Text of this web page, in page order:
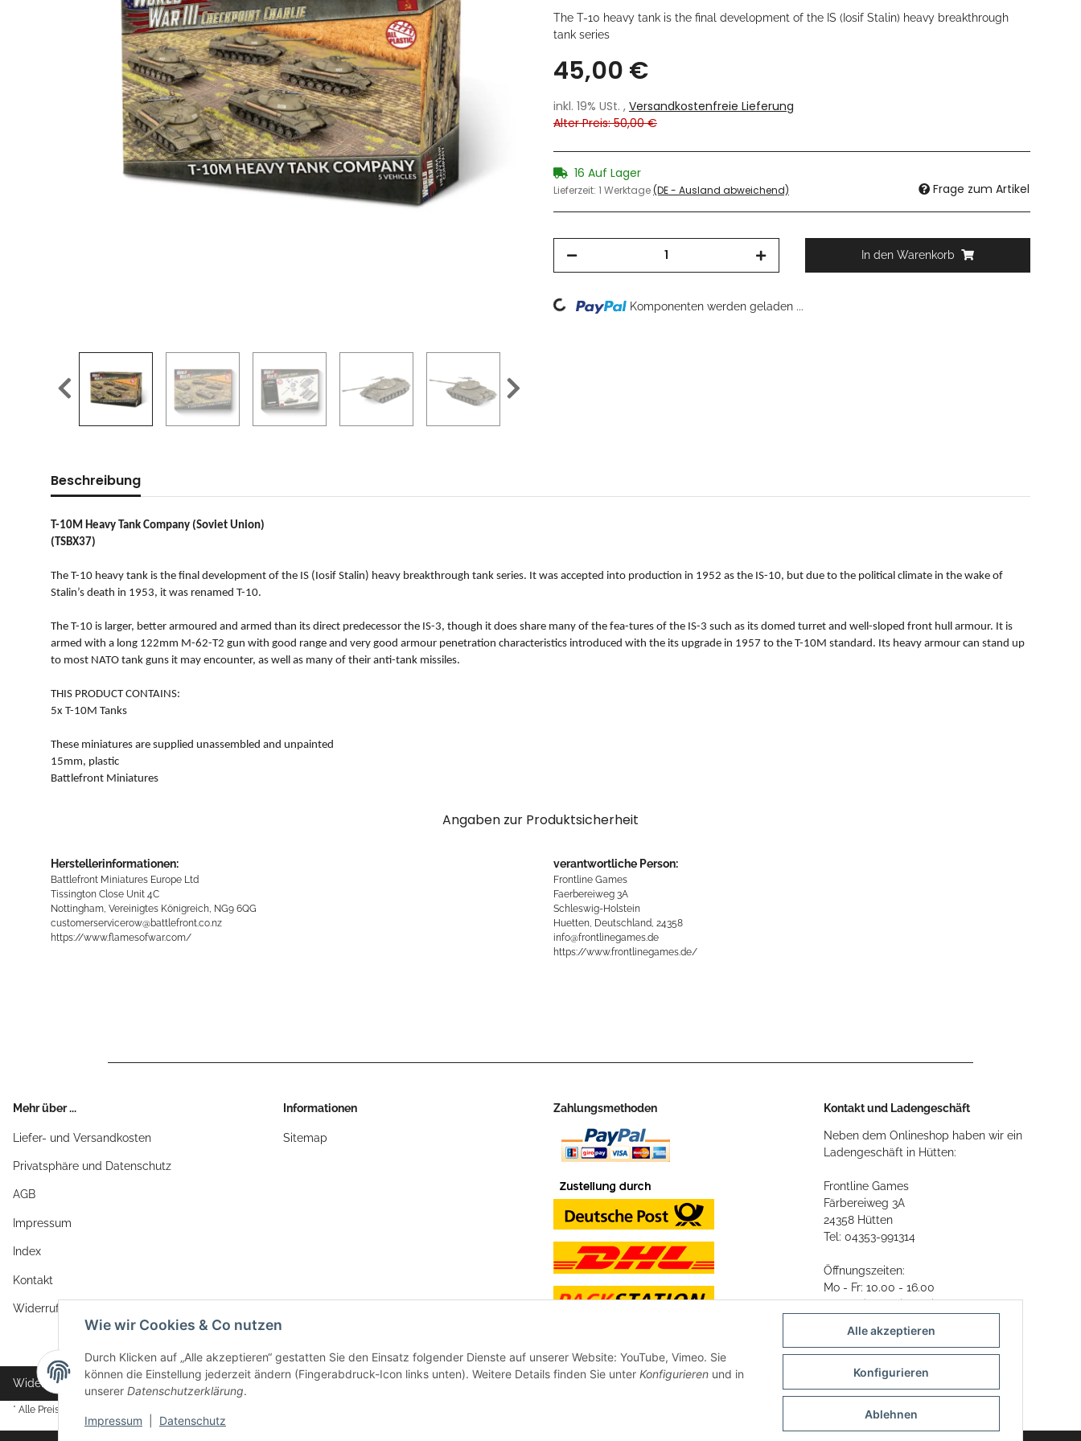
The T-10 heavy tank is the final development of the IS (Iosif Stalin) heavy breakthrough
tank series
45,00 €
inkl. 19% USt. , Versandkostenfreie Lieferung
Alter Preis: 50,00 €
16 Auf Lager
Lieferzeit: 1 Werktage(DE - Ausland abweichend) Frage zum Artikel
In den Warenkorb
Loading... Komponenten werden geladen ...
Beschreibung
T-10M Heavy Tank Company (Soviet Union)
(TSBX37)
The T-10 heavy tank is the final development of the IS (Iosif Stalin) heavy breakthrough tank series. It was accepted into production in 1952 as the IS-10, but due to the political climate in the wake of
Stalin’s death in 1953, it was renamed T-10.
The T-10 is larger, better armoured and armed than its direct predecessor the IS-3, though it does share many of the fea-tures of the IS-3 such as its domed turret and well-sloped front hull armour. It is
armed with a long 122mm M-62-T2 gun with good range and very good armour penetration characteristics introduced with the its upgrade in 1957 to the T-10M standard. Its heavy armour can stand up
to most NATO tank guns it may encounter, as well as many of their anti-tank missiles.
THIS PRODUCT CONTAINS:
5x T-10M Tanks
These miniatures are supplied unassembled and unpainted
15mm, plastic
Battlefront Miniatures
Angaben zur Produktsicherheit
Herstellerinformationen:
Battlefront Miniatures Europe Ltd
Tissington Close Unit 4C
Nottingham, Vereinigtes Königreich, NG9 6QG
customerservicerow@battlefront.co.nz
https://www.flamesofwar.com/
verantwortliche Person:
Frontline Games
Faerbereiweg 3A
Schleswig-Holstein
Huetten, Deutschland, 24358
info@frontlinegames.de
https://www.frontlinegames.de/
Mehr über ...
Liefer- und Versandkosten
Privatsphäre und Datenschutz
AGB
Impressum
Index
Kontakt
Widerrufsrecht
Informationen
Sitemap
Zahlungsmethoden Kontakt und Ladengeschäft
Neben dem Onlineshop haben wir ein
Ladengeschäft in Hütten:
Frontline Games
Färbereiweg 3A
24358 Hütten
Tel: 04353-991314
Öffnungszeiten:
Mo - Fr: 10.00 - 16.00
Oder mit Terminvereinbarung
E-Mail:info@frontlinegames.de
Widerrufsbutton
* Alle Preise inkl. gesetzlicher USt., zzgl.
Wie wir Cookies & Co nutzen
Durch Klicken auf „Alle akzeptieren“ gestatten Sie den Einsatz folgender Dienste auf unserer Website: YouTube, Vimeo. Sie
können die Einstellung jederzeit ändern (Fingerabdruck-Icon links unten). Weitere Details finden Sie unter Konfigurieren und in
unserer Datenschutzerklärung.
Impressum Datenschutz
Alle akzeptieren
Konfigurieren
Ablehnen